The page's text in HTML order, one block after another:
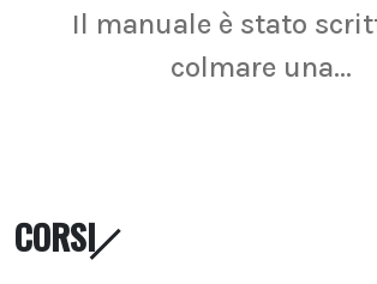
Il manuale è stato
colmare una...
CORSI